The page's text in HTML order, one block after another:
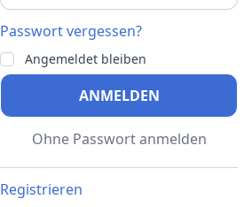
Passwort vergessen?
Angemeldet bleiben
ANMELDEN
Ohne Passwort anmelden
Registrieren